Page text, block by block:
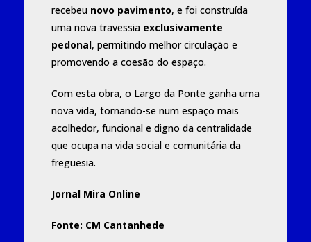
recebeu novo pavimento, e foi construída
uma nova travessia exclusivamente
pedonal, permitindo melhor circulação e
promovendo a coesão do espaço.
Com esta obra, o Largo da Ponte ganha uma
nova vida, tornando-se num espaço mais
acolhedor, funcional e digno da centralidade
que ocupa na vida social e comunitária da
freguesia.
Jornal Mira Online
Fonte: CM Cantanhede